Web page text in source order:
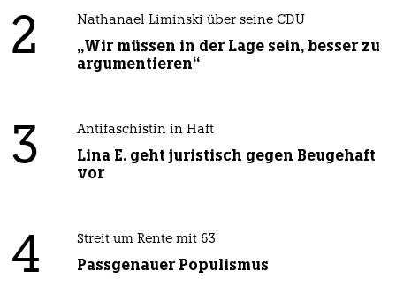
2 Nathanael Liminski über seine CDU
„Wir müssen in der Lage sein, besser zu
argumentieren“
3 Antifaschistin in Haft
Lina E. geht juristisch gegen Beugehaft
vor
4 Streit um Rente mit 63
Passgenauer Populismus